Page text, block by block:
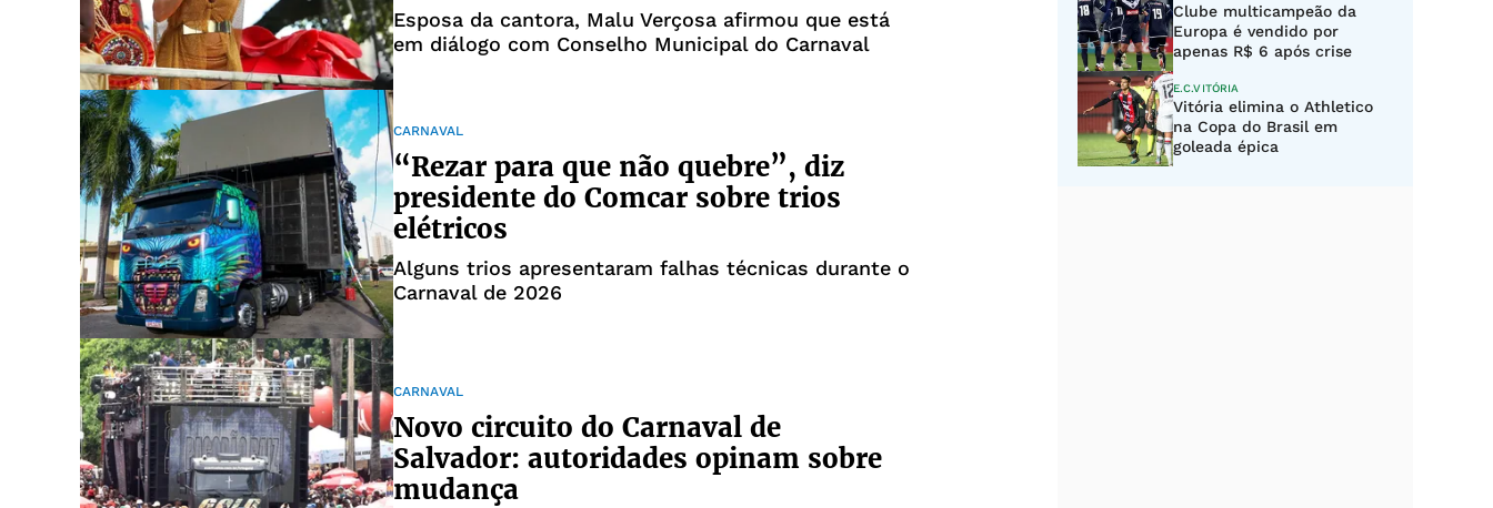
Esposa da cantora, Malu Verçosa afirmou que está
em diálogo com Conselho Municipal do Carnaval
CARNAVAL
“Rezar para que não quebre”, diz
presidente do Comcar sobre trios
elétricos
Alguns trios apresentaram falhas técnicas durante o
Carnaval de 2026
CARNAVAL
Novo circuito do Carnaval de
Salvador: autoridades opinam sobre
mudança
Clube multicampeão da
Europa é vendido por
apenas R$ 6 após crise
E.C.VITÓRIA
Vitória elimina o Athletico
na Copa do Brasil em
goleada épica